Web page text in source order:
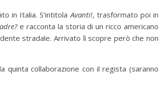
in Italia. S’intitola Avanti!, trasformato poi in
e racconta la storia di un ricco americano
stradale. Arrivato lì scopre però che non
quinta collaborazione con il regista (saranno